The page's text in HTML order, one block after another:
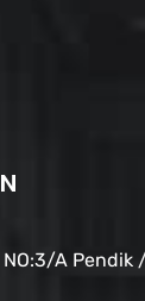
NO:3/A Pendik